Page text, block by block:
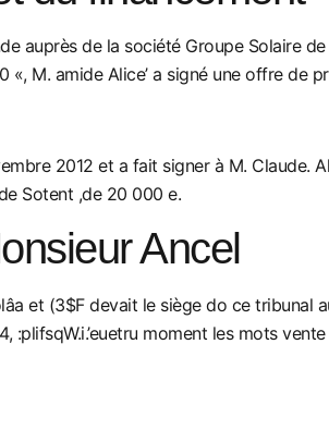
auprès de la société Groupe Solaire
M. amide Alice’ a signé une offre de
2012 et a fait signer à M.
Sotent ,de 20 000 e.
Ancel
et (3$F devait le siège do ce tribunal
moment les mots